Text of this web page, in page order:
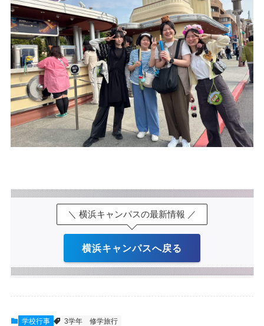
＼ 横浜キャンパスの最新情報 ／
横浜キャンパスへ戻る
学校行事 3学年 修学旅行